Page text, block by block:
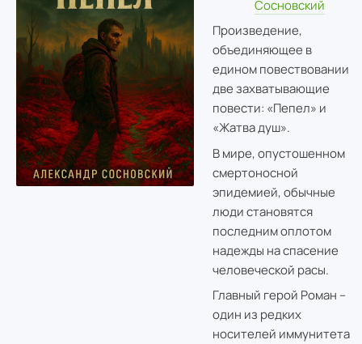
Сосновский
Произведение,
объединяющее в
едином повествовании
две захватывающие
повести: «Пепел» и
«Жатва душ».
В мире, опустошенном
смертоносной
эпидемией, обычные
люди становятся
последним оплотом
надежды на спасение
человеческой расы.
Главный герой Роман –
один из редких
носителей иммунитета